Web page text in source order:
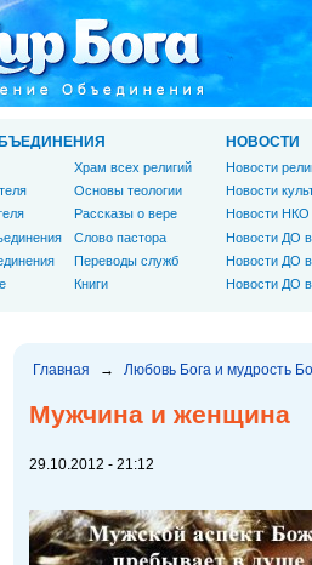
Главная → Любовь Бога и мудрость
Мужчина и женщина
29.10.2012 - 21:12
Храм всех религий
Основы теологии
Рассказы о вере
Слово пастора
Переводы служб
Книги
НОВОСТИ
Новости
Новости
Новости НКО
Новости ДО
Новости ДО
Новости ДО